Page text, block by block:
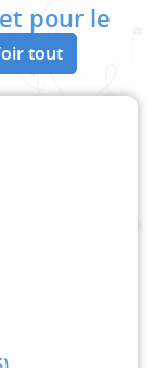
pour le
tout